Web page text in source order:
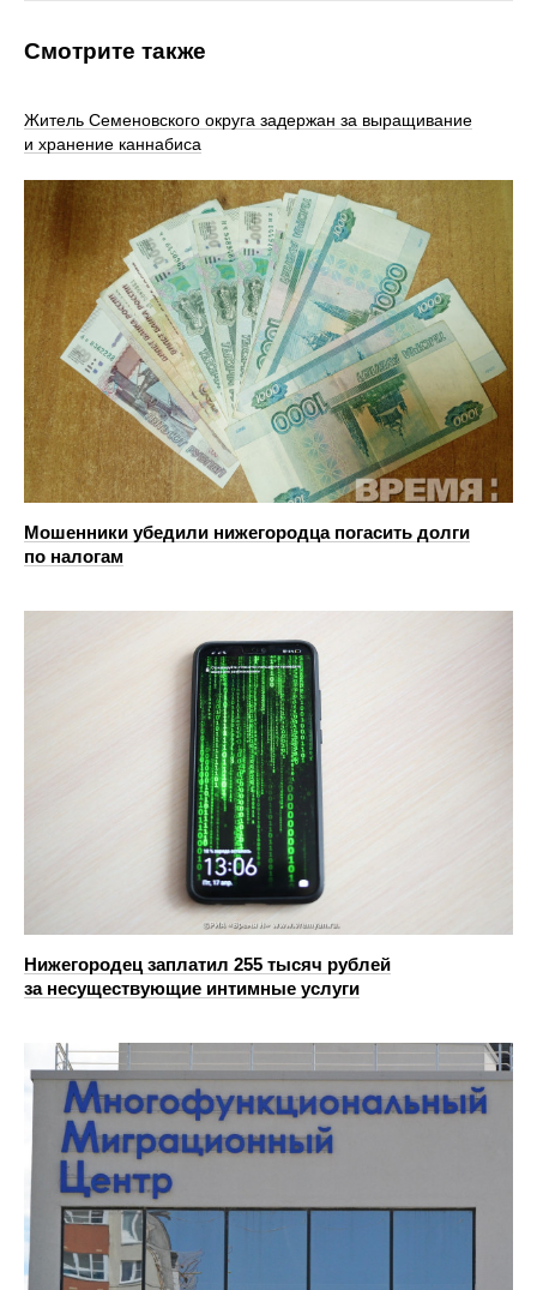
Смотрите также
Житель Семеновского округа задержан за выращивание
и хранение каннабиса
Мошенники убедили нижегородца погасить долги
по налогам
Нижегородец заплатил 255 тысяч рублей
за несуществующие интимные услуги